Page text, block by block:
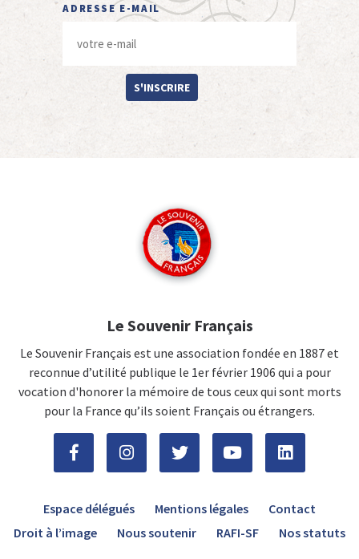
ADRESSE E-MAIL
S'INSCRIRE
Le Souvenir Français
Le Souvenir Français est une association fondée en 1887 et
reconnue d’utilité publique le 1er février 1906 qui a pour
vocation d'honorer la mémoire de tous ceux qui sont morts
pour la France qu’ils soient Français ou étrangers.
Espace délégués Mentions légales
Contact
Droit à l’image
Nous soutenir RAFI-SF Nos statuts